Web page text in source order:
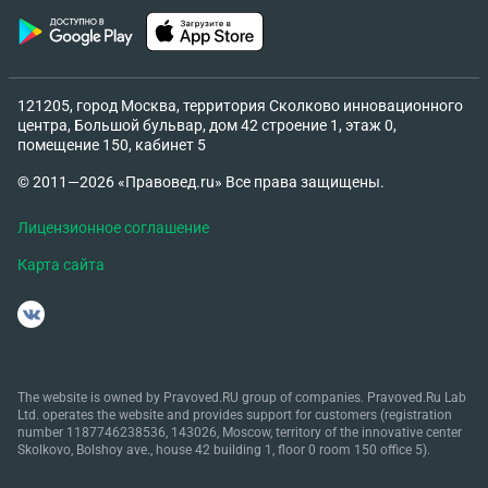
социального найма в качестве члена семьи
основанием для автоматической его пролонгации
что я на постоянной основе проживаю в другом
регионе? Разве сейчас не происходит
городе? Буду очень признательна за ответ
121205, город Москва, территория Сколково инновационного
центра, Большой бульвар, дом 42 строение 1, этаж 0,
помещение 150, кабинет 5
© 2011—2026 «Правовед.ru» Все права защищены.
Лицензионное соглашение
Карта сайта
The website is owned by Pravoved.RU group of companies. Pravoved.Ru Lab
Ltd. operates the website and provides support for customers (registration
number 1187746238536, 143026, Moscow, territory of the innovative center
Skolkovo, Bolshoy ave., house 42 building 1, floor 0 room 150 office 5).